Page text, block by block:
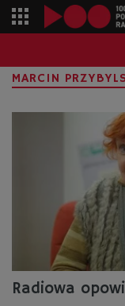
MARCIN
Radiowa